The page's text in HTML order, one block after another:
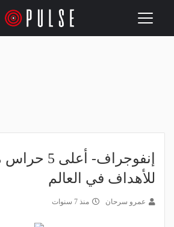
Toggle
إنفوجراف-
للأهداف في العالم
عمرو سرحان منذ 7 سنوات